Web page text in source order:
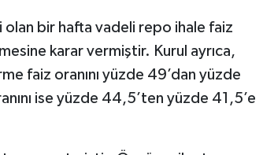
olan bir hafta vadeli repo ihale faiz
karar vermiştir. Kurul ayrıca,
faiz oranını yüzde 49’dan yüzde
ise yüzde 44,5’ten yüzde 41,5’e